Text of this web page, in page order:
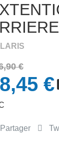
€
€
Partager